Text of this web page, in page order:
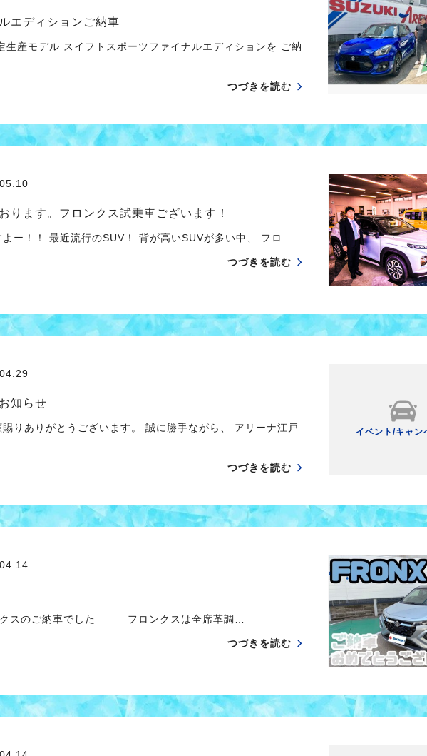
エディションご納車
生産モデル スイフトスポーツファイナルエディションを ご納
つづきを読む
ります。フロンクス試乗車ございます！
ー！！ 最近流行のSUV！ 背が高いSUVが多い中、 フロ…
つづきを読む
知らせ
りありがとうございます。 誠に勝手ながら、 アリーナ江戸
つづきを読む
イベント/キャン
クスのご納車でした フロンクスは全席革調…
つづきを読む